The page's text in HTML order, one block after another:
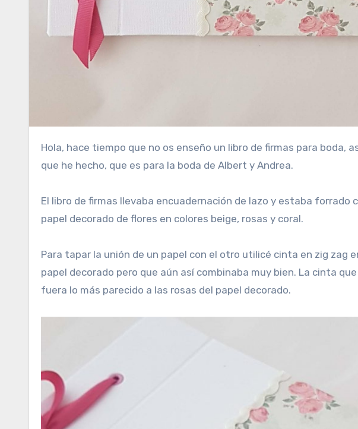
Hola, hace tiempo que no os enseño un libro de firmas para boda, así que os voy a enseñar uno de los últimos
que he hecho, que es para la boda de Albert y Andrea.
El libro de firmas llevaba encuadernación de lazo y estaba forrado
papel decorado de flores en colores beige, rosas y coral.
Para tapar la unión de un papel con el otro utilicé cinta en zig zag
papel decorado pero que aún así combinaba muy bien. La cinta
fuera lo más parecido a las rosas del papel decorado.